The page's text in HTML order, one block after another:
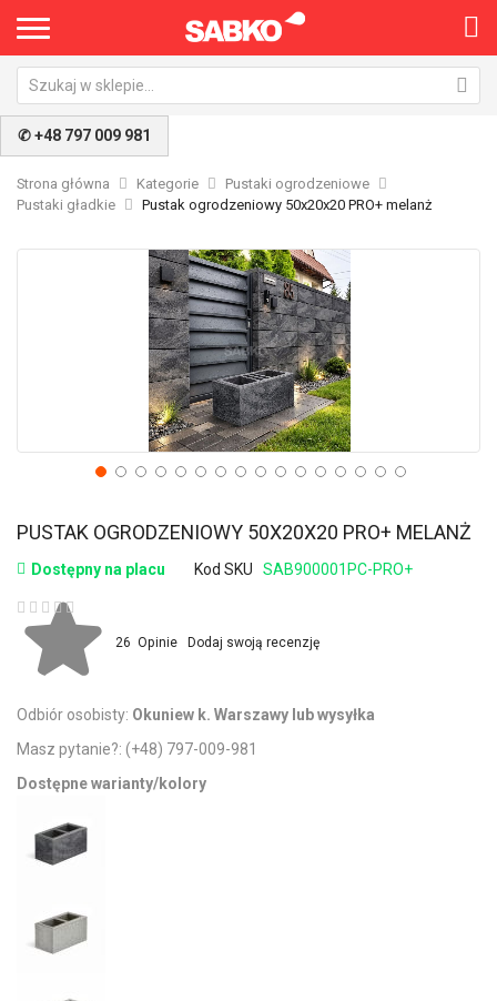
✆ +48 797 009 981
Strona główna Kategorie
Pustaki ogrodzeniowe
Pustaki gładkie
Pustak ogrodzeniowy 50x20x20 PRO+ melanż
PUSTAK OGRODZENIOWY 50X20X20 PRO+ MELANŻ
Dostępny na placu Kod SKU
SAB900001PC-PRO+
Ocena:
26 Opinie Dodaj swoją recenzję
Odbiór osobisty: Okuniew k. Warszawy lub wysyłka
Masz pytanie?: (+48) 797-009-981
Dostępne warianty/kolory